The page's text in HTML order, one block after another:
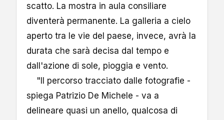
scatto. La mostra in aula consiliare
diventerà permanente. La galleria a cielo
aperto tra le vie del paese, invece, avrà la
durata che sarà decisa dal tempo e
dall'azione di sole, pioggia e vento.
"Il percorso tracciato dalle fotografie -
spiega Patrizio De Michele - va a
delineare quasi un anello, qualcosa di